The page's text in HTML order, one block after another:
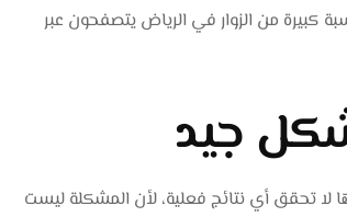
كبيرة من الزوار في الرياض يتصفحون عبر
جيد
لا تحقق أي نتائج فعلية، لأن المشكلة ليست